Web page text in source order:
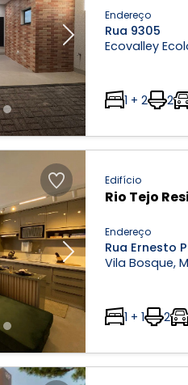
Next
Endereço
Rua 9305
Ecovalley
1 + 2 2
Next
Edifício
Rio Tejo
Endereço
Rua Ernesto
Vila Bosque,
1 + 1 2